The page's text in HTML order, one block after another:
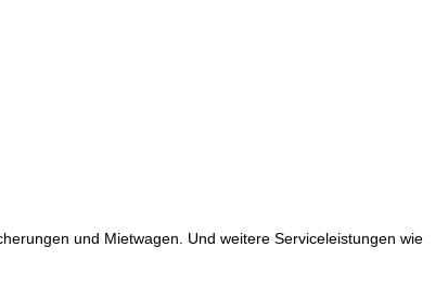
und Mietwagen. Und weitere Serviceleistungen wie